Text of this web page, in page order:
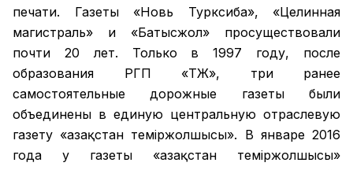
печати. Газеты «Новь Турксиба», «Целинная
магистраль» и «Батысжол» просуществовали
почти 20 лет. Только в 1997 году, после
образования РГП «ҚТЖ», три ранее
самостоятельные дорожные газеты были
объединены в единую центральную отраслевую
газету «Қазақстан темiржолшысы». В январе 2016
года у газеты «Қазақстан теміржолшысы»